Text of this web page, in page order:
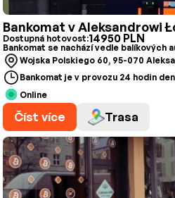
Bankomat v Aleksandrowi
Dostupná hotovost:14950 PLN
Bankomat se nachází vedle balíkových
Wojska Polskiego 60, 95-070
Bankomat je v provozu 24 hodin
Online
Číst více Trasa